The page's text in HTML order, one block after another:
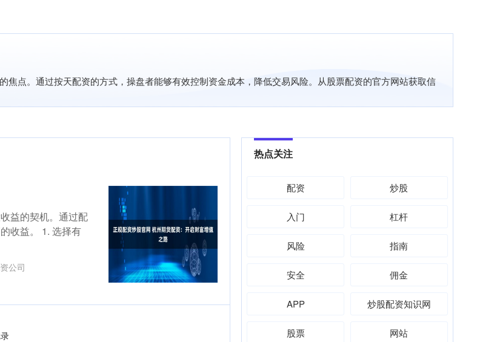
焦点。通过按天配资的方式，操盘者能够有效控制资金成本，降低交易风险。从股票配资的官方网站获取信
益的契机。通过配
收益。 1. 选择有
公司
热点关注
配资 炒股
入门 杠杆
风险 指南
安全 佣金
APP 炒股配资知识网
股票 网站